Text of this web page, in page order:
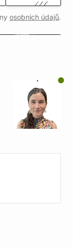
osobních údajů.